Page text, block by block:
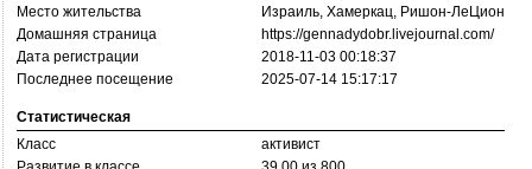
Место жительства
Израиль, Хамеркац, Ришон-ЛеЦион
Домашняя страница
https://­gennadydobr.livejournal.com/­
Дата регистрации
2018-11-03 00:18:37
Последнее посещение
2025-07-14 15:17:17
Статистическая
Класс
активист